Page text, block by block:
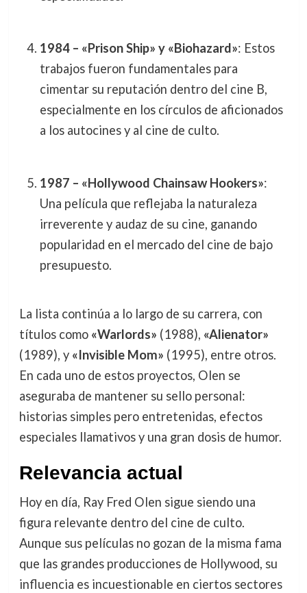
1984 – «Prison Ship» y «Biohazard»: Estos
trabajos fueron fundamentales para
cimentar su reputación dentro del cine B,
especialmente en los círculos de aficionados
a los autocines y al cine de culto.
1987 – «Hollywood Chainsaw Hookers»:
Una película que reflejaba la naturaleza
irreverente y audaz de su cine, ganando
popularidad en el mercado del cine de bajo
presupuesto.
La lista continúa a lo largo de su carrera, con
títulos como «Warlords» (1988), «Alienator»
(1989), y «Invisible Mom» (1995), entre otros.
En cada uno de estos proyectos, Olen se
aseguraba de mantener su sello personal:
historias simples pero entretenidas, efectos
especiales llamativos y una gran dosis de humor.
Relevancia actual
Hoy en día, Ray Fred Olen sigue siendo una
figura relevante dentro del cine de culto.
Aunque sus películas no gozan de la misma fama
que las grandes producciones de Hollywood, su
influencia es incuestionable en ciertos sectores